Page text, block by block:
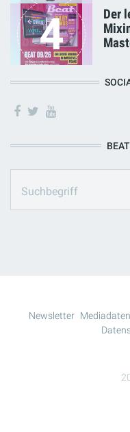
4
Der
Newsletter Mediadaten